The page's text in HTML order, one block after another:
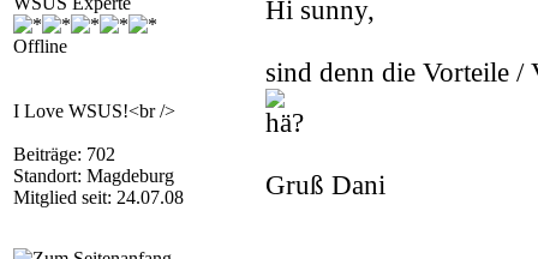
Offline
I Love WSUS!<br />
Beiträge: 702
Standort: Magdeburg
Mitglied seit: 24.07.08
Hi sunny,
sind denn die Vorteile /
Gruß Dani